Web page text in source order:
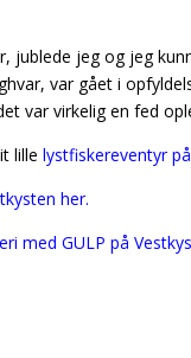
jublede jeg og jeg
var gået i
var virkelig en fed
lille lystfiskereventyr
her.
med GULP på